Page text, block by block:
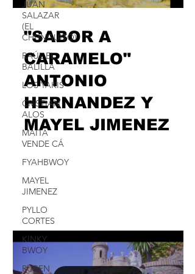
JUAN
SALAZAR
(EL
CHUNGUITO)
RAÚL EL
BALILLA
LOS YAKIS
CRISTIAN
ALOS
MAITA
VENDE CÁ
FYAHBWOY
MAYEL
JIMENEZ
PYLLO
CORTES
KINKY
BWOY
RUBEN
"SABOR A
CARAMELO"
ANTONIO
HERNANDEZ Y
MAYEL JIMENEZ
Parafraseando el refrán, segundas
partes pueden ser buenas. Y terceras, y
cuartas…Y todas las que se les antojen
al estos pesos pesados...